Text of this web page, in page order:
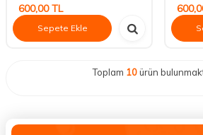
600,00TL
Sepete Ekle
Toplam 10ürün